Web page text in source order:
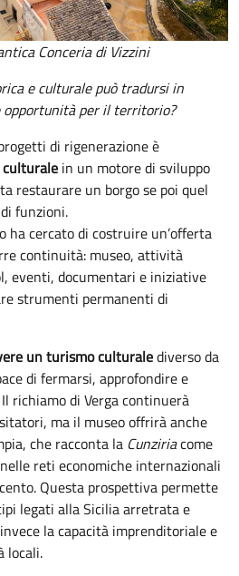
Conceria di Vizzini
e culturale può tradursi in
per il territorio?
di rigenerazione è
in un motore di sviluppo
restaurare un borgo se poi quel
funzioni.
ha cercato di costruire un’offerta
continuità: museo, attività
eventi, documentari e iniziative
strumenti permanenti di
un turismo culturalediverso da
di fermarsi, approfondire e
richiamo di Verga continuerà
ma il museo offrirà anche
che racconta la Cunziriacome
reti economiche internazionali
Questa prospettiva permette
legati alla Sicilia arretrata e
la capacità imprenditoriale e
locali.